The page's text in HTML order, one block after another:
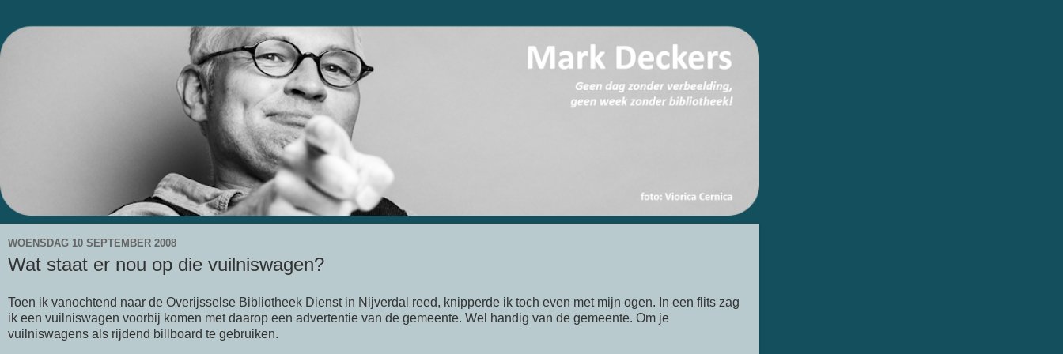
WOENSDAG 10 SEPTEMBER 2008
Wat staat er nou op die vuilniswagen?
Toen ik vanochtend naar de Overijsselse Bibliotheek Dienst in Nijverdal reed, knipperde ik toch even met mijn ogen. In een flits zag
ik een vuilniswagen voorbij komen met daarop een advertentie van de gemeente. Wel handig van de gemeente. Om je
vuilniswagens als rijdend billboard te gebruiken.